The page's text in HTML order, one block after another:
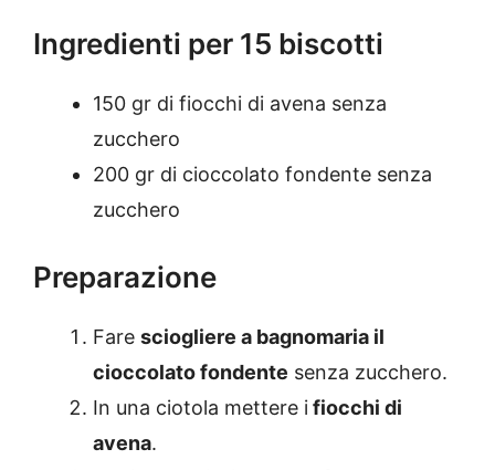
Ingredienti per 15 biscotti
150 gr di fiocchi di avena senza
zucchero
200 gr di cioccolato fondente senza
zucchero
Preparazione
Fare sciogliere a bagnomaria il
cioccolato fondente senza zucchero.
In una ciotola mettere ifiocchi di
avena.